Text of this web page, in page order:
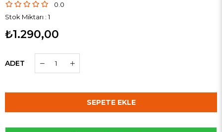
0.0
Stok Miktarı : 1
₺1.290,00
ADET